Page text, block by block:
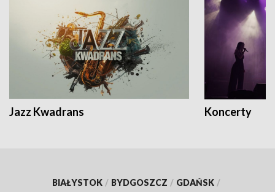
Jazz Kwadrans Koncerty
BIAŁYSTOK / BYDGOSZCZ / GDAŃSK /